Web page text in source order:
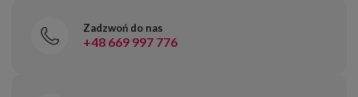
Zadzwoń do nas
+48 669 997 776